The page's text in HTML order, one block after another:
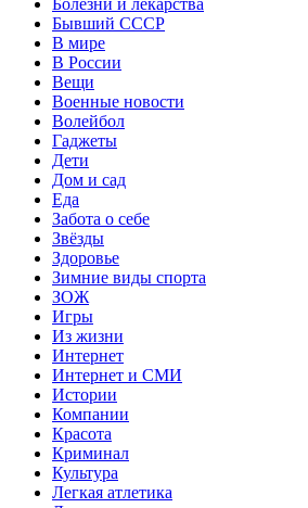
Болезни и лекарства
Бывший СССР
В мире
В России
Вещи
Военные новости
Волейбол
Гаджеты
Дети
Дом и сад
Еда
Забота о себе
Звёзды
Здоровье
Зимние виды спорта
ЗОЖ
Игры
Из жизни
Интернет
Интернет и СМИ
Истории
Компании
Красота
Криминал
Культура
Легкая атлетика